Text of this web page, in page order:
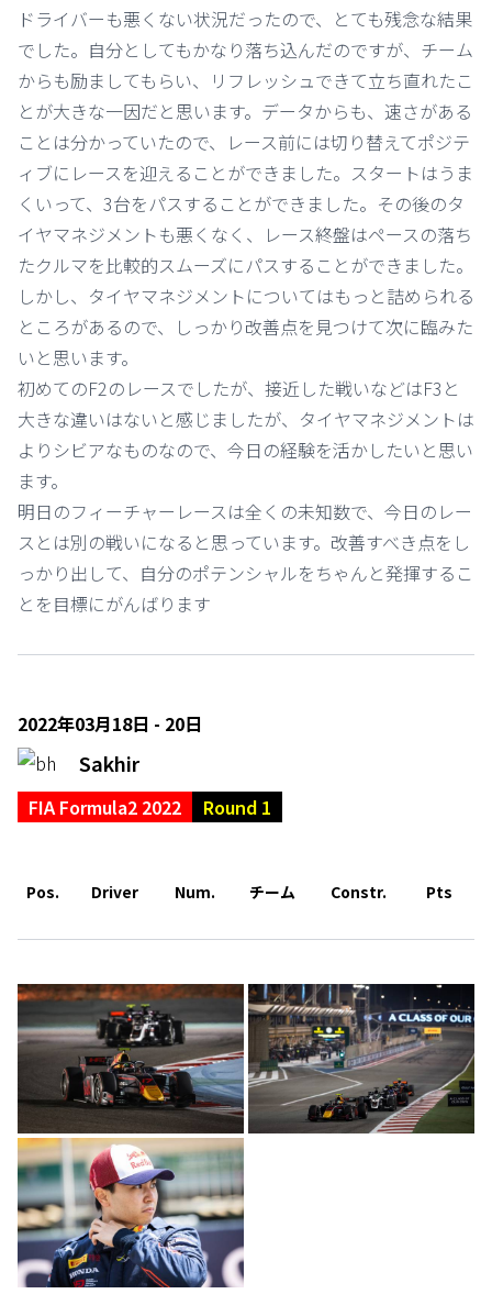
ドライバーも悪くない状況だったので、とても残念な結果
でした。自分としてもかなり落ち込んだのですが、チーム
からも励ましてもらい、リフレッシュできて立ち直れたこ
とが大きな一因だと思います。データからも、速さがある
ことは分かっていたので、レース前には切り替えてポジテ
ィブにレースを迎えることができました。スタートはうま
くいって、3台をパスすることができました。その後のタ
イヤマネジメントも悪くなく、レース終盤はペースの落ち
たクルマを比較的スムーズにパスすることができました。
しかし、タイヤマネジメントについてはもっと詰められる
ところがあるので、しっかり改善点を見つけて次に臨みた
いと思います。
初めてのF2のレースでしたが、接近した戦いなどはF3と
大きな違いはないと感じましたが、タイヤマネジメントは
よりシビアなものなので、今日の経験を活かしたいと思い
ます。
明日のフィーチャーレースは全くの未知数で、今日のレー
スとは別の戦いになると思っています。改善すべき点をし
っかり出して、自分のポテンシャルをちゃんと発揮するこ
とを目標にがんばります
2022年03月18日 - 20日
Sakhir
FIA Formula2 2022 Round 1
Pos. Driver Num. チーム Constr. Pts